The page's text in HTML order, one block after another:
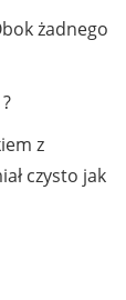
żadnego
z
czysto jak